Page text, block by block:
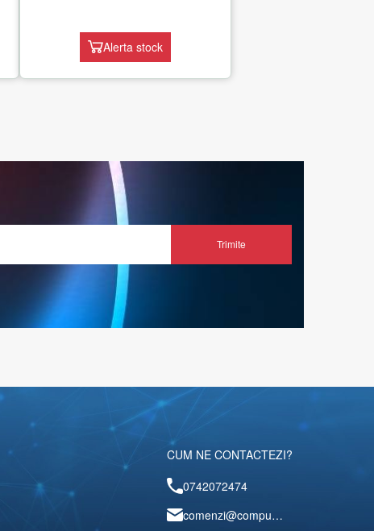
Alerta stock
Trimite
CUM NE CONTACTEZI?
0742072474
comenzi@computerescu.ro